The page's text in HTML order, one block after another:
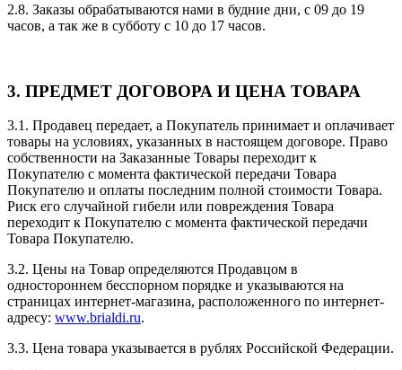
2.8. Заказы обрабатываются нами в будние дни, с 09 до 19
часов, а так же в субботу с 10 до 17 часов.
3. ПРЕДМЕТ ДОГОВОРА И ЦЕНА ТОВАРА
3.1. Продавец передает, а Покупатель принимает и оплачивает
товары на условиях, указанных в настоящем договоре. Право
собственности на Заказанные Товары переходит к
Покупателю с момента фактической передачи Товара
Покупателю и оплаты последним полной стоимости Товара.
Риск его случайной гибели или повреждения Товара
переходит к Покупателю с момента фактической передачи
Товара Покупателю.
3.2. Цены на Товар определяются Продавцом в
одностороннем бесспорном порядке и указываются на
страницах интернет-магазина, расположенного по интернет-
адресу: www.brialdi.ru.
3.3. Цена товара указывается в рублях Российской Федерации.